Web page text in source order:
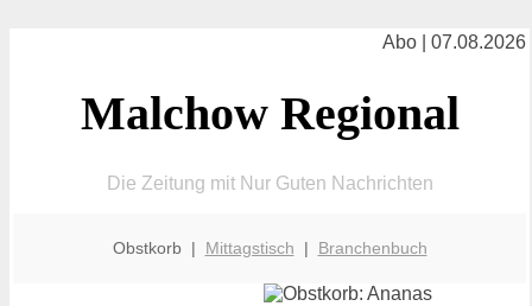
Abo | 07.08.2026
Malchow Regional
Die Zeitung mit Nur Guten Nachrichten
Obstkorb | Mittagstisch | Branchenbuch